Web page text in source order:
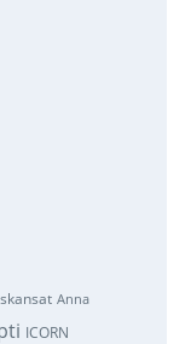
Anna
ICORN